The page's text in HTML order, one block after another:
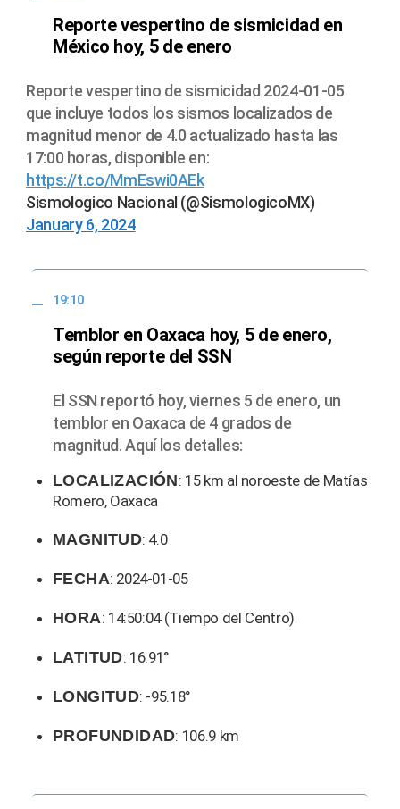
Reporte vespertino de sismicidad en
México hoy, 5 de enero
Reporte vespertino de sismicidad 2024-01-05
que incluye todos los sismos localizados de
magnitud menor de 4.0 actualizado hasta las
17:00 horas, disponible en:
https://t.co/MmEswi0AEk
Sismologico Nacional (@SismologicoMX)
January 6, 2024
19:10
Temblor en Oaxaca hoy, 5 de enero,
según reporte del SSN
El SSN reportó hoy, viernes 5 de enero, un
temblor en Oaxaca de 4 grados de
magnitud. Aquí los detalles:
LOCALIZACIÓN: 15 km al noroeste de Matías
Romero, Oaxaca
MAGNITUD: 4.0
FECHA: 2024-01-05
HORA: 14:50:04 (Tiempo del Centro)
LATITUD: 16.91°
LONGITUD: -95.18°
PROFUNDIDAD: 106.9 km